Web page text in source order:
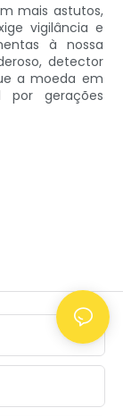
mais astutos,
vigilância e
à nossa
detector
a moeda em
por gerações